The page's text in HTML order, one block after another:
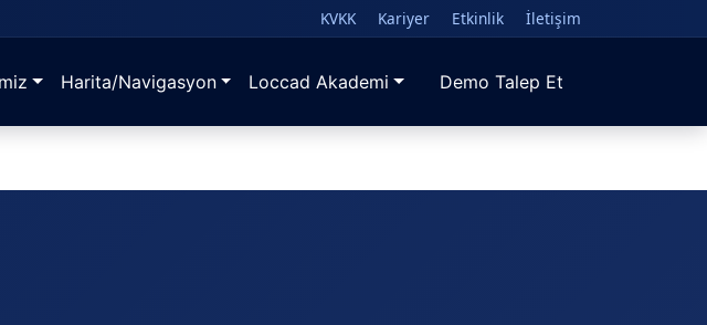
KVKK Kariyer Etkinlik İletişim
Harita/Navigasyon Loccad Akademi Demo Talep Et